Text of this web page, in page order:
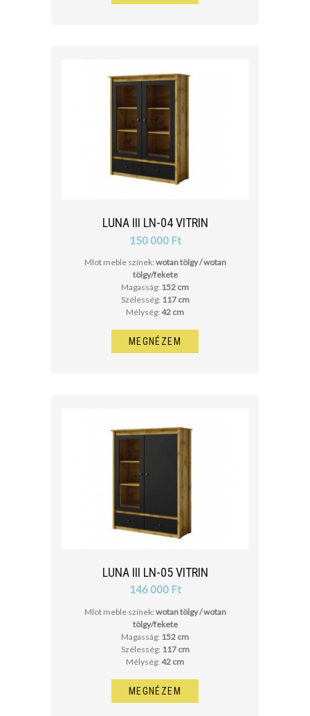
LUNA III LN-04 VITRIN
150 000 Ft
Mlot meble színek: wotan tölgy / wotan
tölgy/fekete
Magasság: 152 cm
Szélesség: 117 cm
Mélység: 42 cm
MEGNÉZEM
LUNA III LN-05 VITRIN
146 000 Ft
Mlot meble színek: wotan tölgy / wotan
tölgy/fekete
Magasság: 152 cm
Szélesség: 117 cm
Mélység: 42 cm
MEGNÉZEM